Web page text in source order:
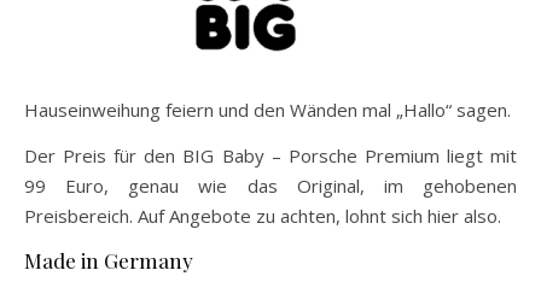
Hauseinweihung feiern und den Wänden mal „Hallo“ sagen.
Der Preis für den BIG Baby – Porsche Premium liegt mit
99 Euro, genau wie das Original, im gehobenen
Preisbereich. Auf Angebote zu achten, lohnt sich hier also.
Made in Germany